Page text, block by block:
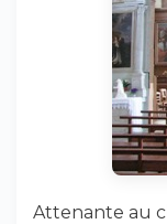
Attenante au